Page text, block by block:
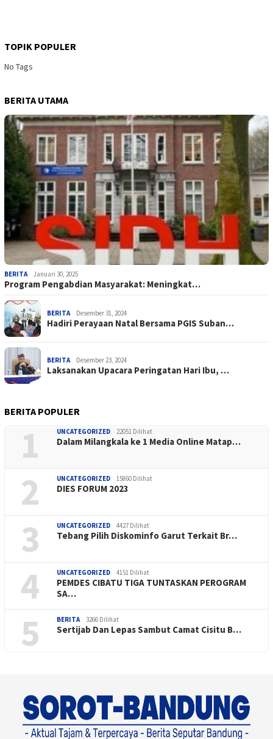
TOPIK POPULER
No Tags
BERITA UTAMA
BERITA Januari 30, 2025
Program Pengabdian Masyarakat: Meningkat…
BERITA Desember 31, 2024
Hadiri Perayaan Natal Bersama PGIS Suban…
BERITA Desember 23, 2024
Laksanakan Upacara Peringatan Hari Ibu, …
BERITA POPULER
1 UNCATEGORIZED 22051 Dilihat
Dalam Milangkala ke 1 Media Online Matap…
2 UNCATEGORIZED 15860 Dilihat
DIES FORUM 2023
3 UNCATEGORIZED 4427 Dilihat
Tebang Pilih Diskominfo Garut Terkait Br…
4 UNCATEGORIZED 4151 Dilihat
PEMDES CIBATU TIGA TUNTASKAN PEROGRAM
SA…
5 BERITA 3266 Dilihat
Sertijab Dan Lepas Sambut Camat Cisitu B…